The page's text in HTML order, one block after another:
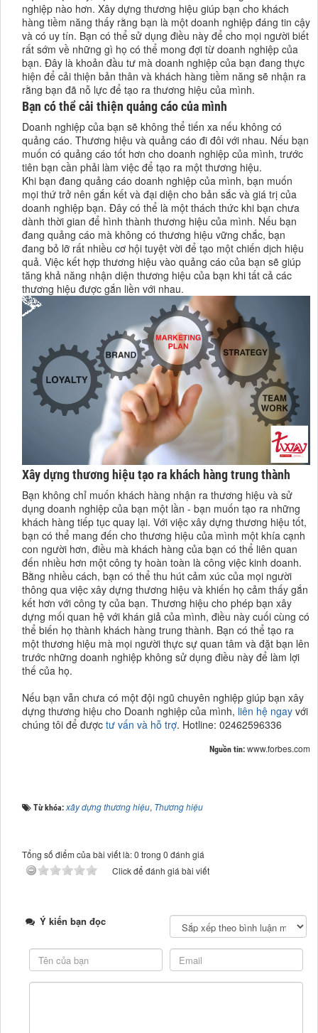
nghiệp nào hơn. Xây dựng thương hiệu giúp bạn cho khách
hàng tiềm năng thấy rằng bạn là một doanh nghiệp đáng tin cậy
và có uy tín. Bạn có thể sử dụng điều này để cho mọi người biết
rất sớm về những gì họ có thể mong đợi từ doanh nghiệp của
bạn. Đây là khoản đầu tư mà doanh nghiệp của bạn đang thực
hiện để cải thiện bản thân và khách hàng tiềm năng sẽ nhận ra
rằng bạn đã nỗ lực để tạo ra thương hiệu của mình.
Bạn có thể cải thiện quảng cáo của mình
Doanh nghiệp của bạn sẽ không thể tiến xa nếu không có
quảng cáo. Thương hiệu và quảng cáo đi đôi với nhau. Nếu bạn
muốn có quảng cáo tốt hơn cho doanh nghiệp của mình, trước
tiên bạn cần phải làm việc để tạo ra một thương hiệu.
Khi bạn đang quảng cáo doanh nghiệp của mình, bạn muốn
mọi thứ trở nên gắn kết và đại diện cho bản sắc và giá trị của
doanh nghiệp bạn. Đây có thể là một thách thức khi bạn chưa
dành thời gian để hình thành thương hiệu của mình. Nếu bạn
đang quảng cáo mà không có thương hiệu vững chắc, bạn
đang bỏ lỡ rất nhiều cơ hội tuyệt vời để tạo một chiến dịch hiệu
quả. Việc kết hợp thương hiệu vào quảng cáo của bạn sẽ giúp
tăng khả năng nhận diện thương hiệu của bạn khi tất cả các
thương hiệu được gắn liền với nhau.
Xây dựng thương hiệu tạo ra khách hàng trung thành
Bạn không chỉ muốn khách hàng nhận ra thương hiệu và sử
dụng doanh nghiệp của bạn một lần - bạn muốn tạo ra những
khách hàng tiếp tục quay lại. Với việc xây dựng thương hiệu tốt,
bạn có thể mang đến cho thương hiệu của mình một khía cạnh
con người hơn, điều mà khách hàng của bạn có thể liên quan
đến nhiều hơn một công ty hoàn toàn là công việc kinh doanh.
Bằng nhiều cách, bạn có thể thu hút cảm xúc của mọi người
thông qua việc xây dựng thương hiệu và khiến họ cảm thấy gắn
kết hơn với công ty của bạn. Thương hiệu cho phép bạn xây
dựng mối quan hệ với khán giả của mình, điều này cuối cùng có
thể biến họ thành khách hàng trung thành. Bạn có thể tạo ra
một thương hiệu mà mọi người thực sự quan tâm và đặt bạn lên
trước những doanh nghiệp không sử dụng điều này để làm lợi
thế của họ.
Nếu bạn vẫn chưa có một đội ngũ chuyên nghiệp giúp bạn xây
dựng thương hiệu cho Doanh nghiệp của mình, liên hệ ngay với
chúng tôi để được tư vấn và hỗ trợ. Hotline: 02462596336
Nguồn tin: www.forbes.com
Từ khóa: xây dựng thương hiệu, Thương hiệu
Tổng số điểm của bài viết là: 0 trong 0 đánh giá
Click để đánh giá bài viết
Ý kiến bạn đọc